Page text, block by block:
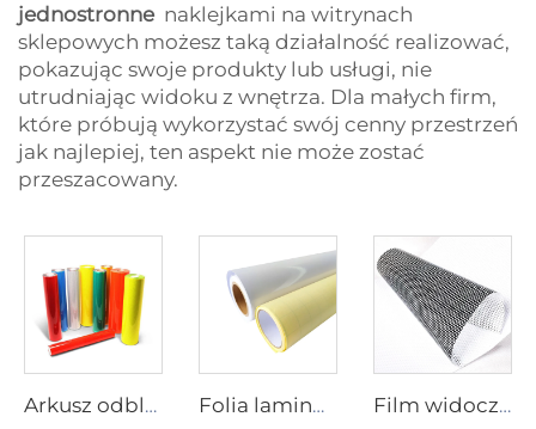
jednostronne naklejkami na witrynach
sklepowych możesz taką działalność realizować,
pokazując swoje produkty lub usługi, nie
utrudniając widoku z wnętrza. Dla małych firm,
które próbują wykorzystać swój cenny przestrzeń
jak najlepiej, ten aspekt nie może zostać
przeszacowany.
Arkusz odblaskowy Folia laminowa Film widoczny w jedną stronę